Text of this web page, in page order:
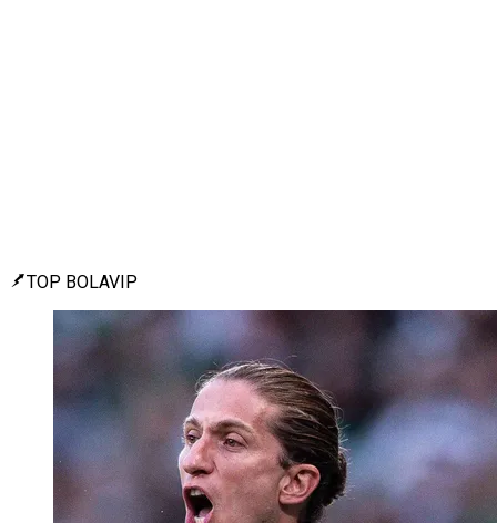
TOP BOLAVIP